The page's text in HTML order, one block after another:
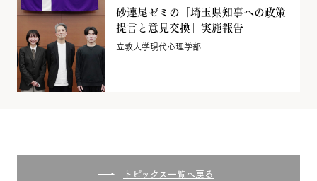
砂連尾ゼミの「埼玉県知事への政策
提言と意見交換」実施報告
立教大学現代心理学部
トピックス一覧へ戻る